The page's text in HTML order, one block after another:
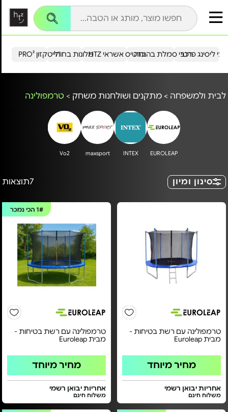
הייטקזון PRO²מלונות בחו"ל כרטיס אשראי HTZ ליסינג פרטירכבי סמלת בהנחה
לבית ולמשפחה > מתקנים ושולחנות משחק > טרמפולינה
EUROLEAP
INTEX
maxsport
Vo2
סינון ומיון 7תוצאות
טרמפולינה עם רשת בטיחות -
מבית Euroleap
מחיר מיוחד
אחריות יבואן רשמי
משלוח חינם
1# הכי נמכר
טרמפולינה עם רשת בטיחות -
מבית Euroleap
מחיר מיוחד
אחריות יבואן רשמי
משלוח חינם